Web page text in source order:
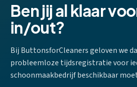
Ben jij al klaar
in/out?
Bij ButtonsforCleaners geloven we
probleemloze tijdsregistratie voor
schoonmaakbedrijf beschikbaar